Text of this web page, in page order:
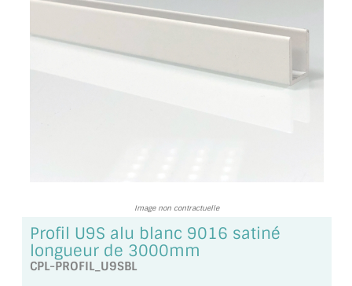
TOUS LES TARIFS AU M2
GUIDE : CHOIX PAR UTILISATION
MIROIR VIEILLI
MIROIR DÉCORATIF DE COULEUR
Image non contractuelle
Profil U9S alu blanc 9016 satiné
longueur de 3000mm
CPL-PROFIL_U9SBL